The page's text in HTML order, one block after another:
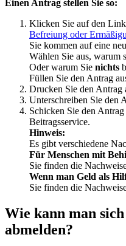
Einen Antrag stellen Sie so:
Klicken Sie auf den
Befreiung oder
Sie kommen auf eine
Wählen Sie aus, warum
Oder warum Sie nichts
Füllen Sie den Antrag
Drucken Sie den Antrag
Unterschreiben Sie den
Schicken Sie den
Beitragsservice.
Hinweis:
Es gibt verschiedene
Für Menschen mit
Sie finden die
Wenn man Geld als
Sie finden die
Wie kann man
abmelden?